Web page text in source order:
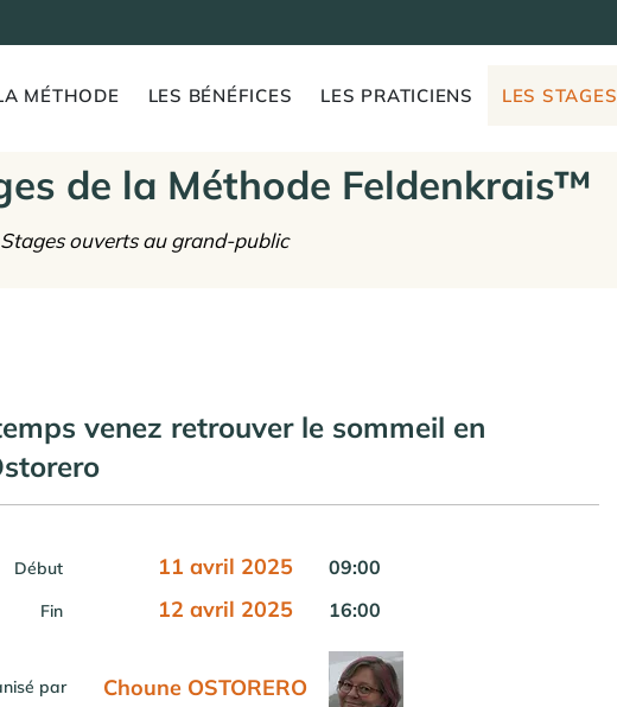
MÉTHODE LES BÉNÉFICES LES PRATICIENS LES STAGES
de la Méthode Feldenkrais™
Stages ouverts au grand-public
venez retrouver le sommeil en
Début 11 avril 2025 09:00
Fin 12 avril 2025 16:00
par Choune OSTORERO